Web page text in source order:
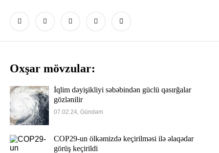
Oxşar mövzular:
İqlim dəyişikliyi səbəbindən güclü qasırğalar
gözlənilir
07.02.24, Gündəm
COP29-un ölkəmizdə keçirilməsi ilə əlaqədar
görüş keçirildi